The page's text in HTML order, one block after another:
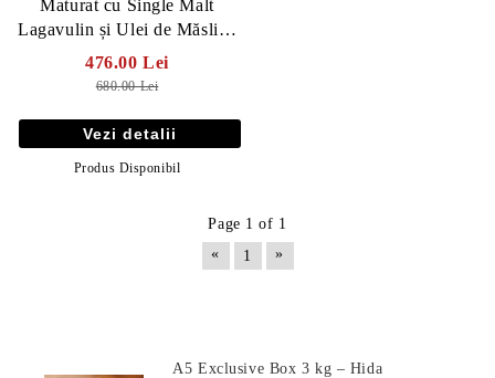
Maturat cu Single Malt
Lagavulin și Ulei de Măsline
- 30 zile
476.00 Lei
680.00 Lei
Vezi detalii
Produs Disponibil
Page 1 of 1
«
1 »
A5 Exclusive Box 3 kg – Hida